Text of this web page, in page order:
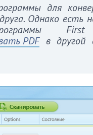
для
Однако есть
PDFв другой